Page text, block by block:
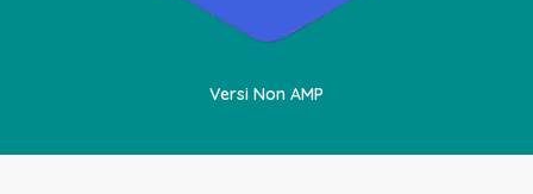
Versi Non AMP